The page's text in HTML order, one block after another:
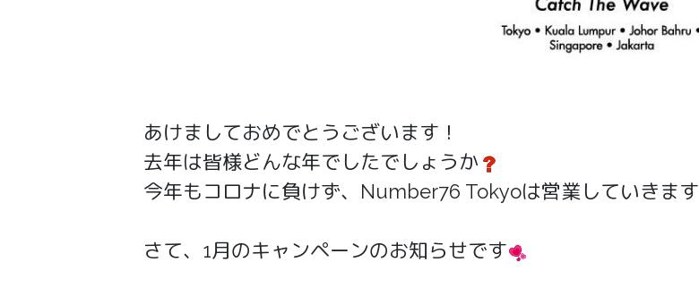
あけましておめでとうございます！
去年は皆様どんな年でしたでしょうか
今年もコロナに負けず、Number76 Tokyoは営業していきます
さて、1月のキャンペーンのお知らせです